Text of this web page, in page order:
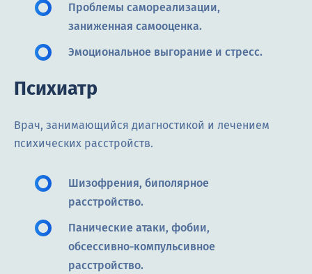
Проблемы самореализации,
заниженная самооценка.
Эмоциональное выгорание и стресс.
Психиатр
Врач, занимающийся диагностикой и лечением
психических расстройств.
Шизофрения, биполярное
расстройство.
Панические атаки, фобии,
обсессивно-компульсивное
расстройство.